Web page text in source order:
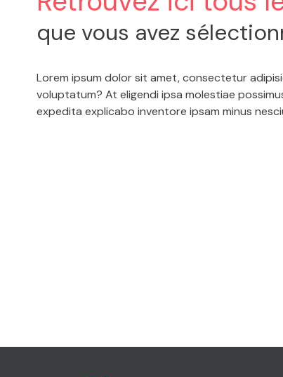
Voir
les
biens
Notre
équipe
actualités
Contact
que vous avez
Lorem ipsum dolor sit amet, consectetur
voluptatum? At eligendi ipsa molestiae
expedita explicabo inventore ipsam minus